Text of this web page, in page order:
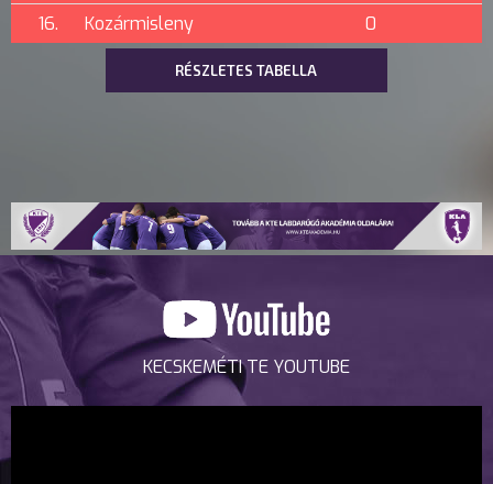
16.
Kozármisleny 0
RÉSZLETES TABELLA
KECSKEMÉTI TE YOUTUBE